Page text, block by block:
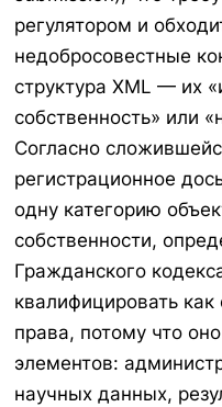
регулятором и
недобросовестные
структура XML — их
собственность» или
Согласно
регистрационное
одну категорию
собственности,
Гражданского
квалифицировать
права, потому что
элементов:
научных данных,